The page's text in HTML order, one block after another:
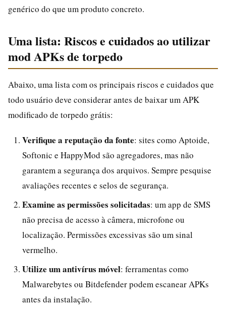
genérico do que um produto concreto.
Uma lista: Riscos e cuidados ao utilizar
mod APKs de torpedo
Abaixo, uma lista com os principais riscos e cuidados que
todo usuário deve considerar antes de baixar um APK
modificado de torpedo grátis:
Verifique a reputação da fonte: sites como Aptoide,
Softonic e HappyMod são agregadores, mas não
garantem a segurança dos arquivos. Sempre pesquise
avaliações recentes e selos de segurança.
Examine as permissões solicitadas: um app de SMS
não precisa de acesso à câmera, microfone ou
localização. Permissões excessivas são um sinal
vermelho.
Utilize um antivírus móvel: ferramentas como
Malwarebytes ou Bitdefender podem escanear APKs
antes da instalação.